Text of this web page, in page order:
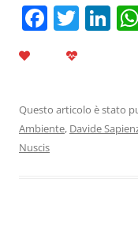
F
b
o
T Li
dI
n
Questo articolo è stato
Ambiente, Davide
Nuscis